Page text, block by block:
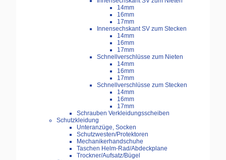
14mm
16mm
17mm
Innensechskant SV zum Stecken
14mm
16mm
17mm
Schnellverschlüsse zum Nieten
14mm
16mm
17mm
Schnellverschlüsse zum Stecken
14mm
16mm
17mm
Schrauben Verkleidungsscheiben
Schutzkleidung
Unteranzüge, Socken
Schutzwesten/Protektoren
Mechanikerhandschuhe
Taschen Helm-Rad/Abdeckplane
Trockner/Aufsatz/Bügel